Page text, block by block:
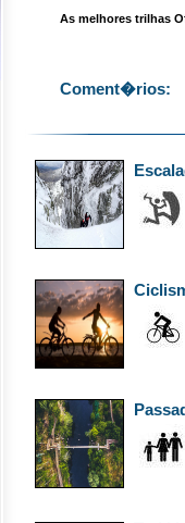
As melhores trilhas
Coment�rios: